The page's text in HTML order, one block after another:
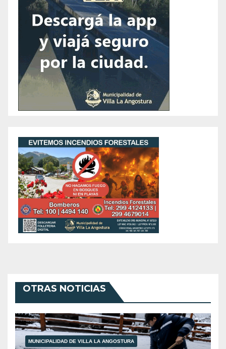
OTRAS NOTICIAS
MUNICIPALIDAD DE VILLA LA ANGOSTURA